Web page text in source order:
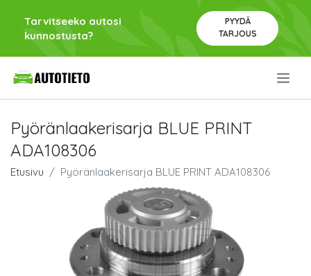
Tarvitseeko autosi
kunnostusta?
PYYDÄ
TARJOUS
Pyöränlaakerisarja BLUE PRINT
ADA108306
Etusivu Pyöränlaakerisarja BLUE PRINT ADA108306